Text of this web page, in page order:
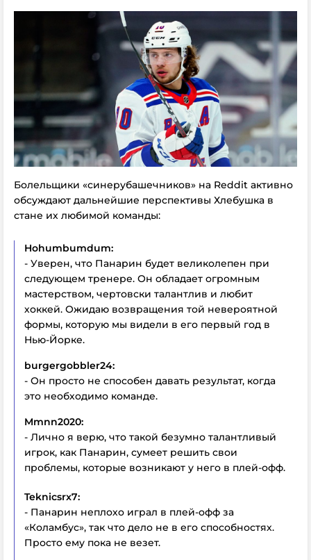
Болельщики «синерубашечников» на Reddit активно
обсуждают дальнейшие перспективы Хлебушка в
стане их любимой команды:
Hohumbumdum:
- Уверен, что Панарин будет великолепен при
следующем тренере. Он обладает огромным
мастерством, чертовски талантлив и любит
хоккей. Ожидаю возвращения той невероятной
формы, которую мы видели в его первый год в
Нью-Йорке.
burgergobbler24:
- Он просто не способен давать результат, когда
это необходимо команде.
Mmnn2020:
- Лично я верю, что такой безумно талантливый
игрок, как Панарин, сумеет решить свои
проблемы, которые возникают у него в плей-офф.
Teknicsrx7:
- Панарин неплохо играл в плей-офф за
«Коламбус», так что дело не в его способностях.
Просто ему пока не везет.